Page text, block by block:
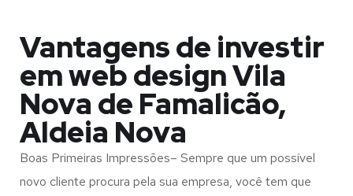
Vantagens de investir
em web design Vila
Nova de Famalicão,
Aldeia Nova
Boas Primeiras Impressões– Sempre que um possível
novo cliente procura pela sua empresa, você tem que